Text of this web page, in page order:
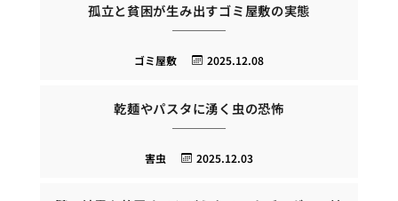
孤立と貧困が生み出すゴミ屋敷の実態
2025.12.08
ゴミ屋敷
乾麺やパスタに湧く虫の恐怖
2025.12.03
害虫